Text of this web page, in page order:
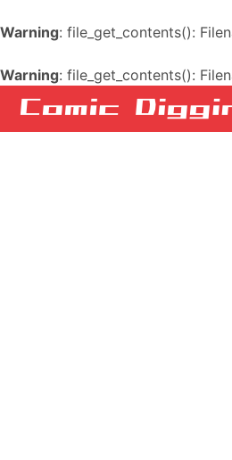
Warning: file_get_contents():
Warning: file_get_contents():